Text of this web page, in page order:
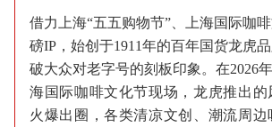
借力上海“五五购物节”、上海国际咖
磅IP，始创于1911年的百年国货龙虎
破大众对老字号的刻板印象。在2026
海国际咖啡文化节现场，龙虎推出的
火爆出圈，各类清凉文创、潮流周边